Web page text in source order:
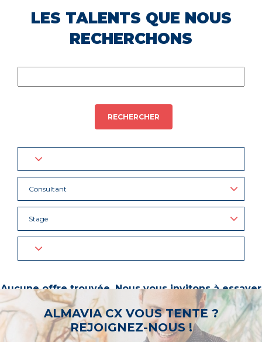
LES TALENTS QUE NOUS
RECHERCHONS
RECHERCHER
Consultant
Stage
Aucune offre trouvée. Nous vous invitons à essayer
d’autres mots-clés ou à sélectionner un « métier ».
ALMAVIA CX VOUS TENTE ?
REJOIGNEZ-NOUS !